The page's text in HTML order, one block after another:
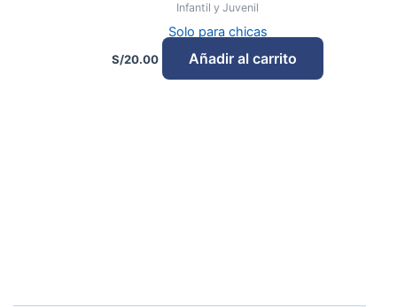
Infantil y Juvenil
Solo para chicas
S/20.00 Añadir al carrito